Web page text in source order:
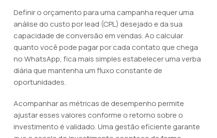
Definir o orçamento para uma campanha requer uma
análise do custo por lead (CPL) desejado e da sua
capacidade de conversão em vendas. Ao calcular
quanto você pode pagar por cada contato que chega
no WhatsApp, fica mais simples estabelecer uma verba
diária que mantenha um fluxo constante de
oportunidades.
Acompanhar as métricas de desempenho permite
ajustar esses valores conforme o retorno sobre o
investimento é validado. Uma gestão eficiente garante